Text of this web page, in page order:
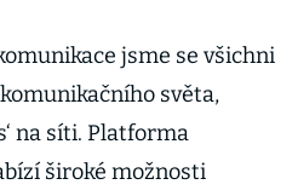
jsme se všichni
světa,
na síti. Platforma
široké možnosti